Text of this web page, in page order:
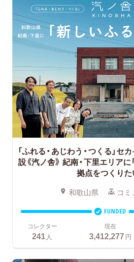
「ふれる・あじわう・つくる」セ
設《汽ノ舎》 紀南・下里エリアに
拠点をつくりた
和歌山県 コミ
FUNDED
コレクター
241 人
現在
3,412,277円